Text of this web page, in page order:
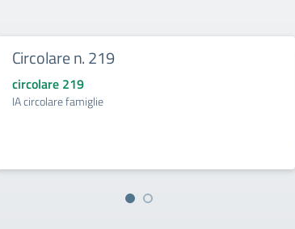
Circolare n. 219
circolare 219
IA circolare famiglie